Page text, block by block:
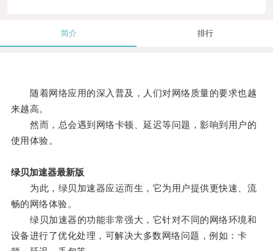
简介 排行
随着网络应用的深入普及，人们对网络质量的要求也越
来越高。
然而，总会遇到网络卡顿、延迟等问题，影响到用户的
使用体验。
绿贝加速器最新版
为此，绿贝加速器应运而生，它为用户提供更快速、流
畅的网络体验。
绿贝加速器的功能非常强大，它针对不同的网络环境和
设备进行了优化处理，可解决大多数网络问题，例如：卡